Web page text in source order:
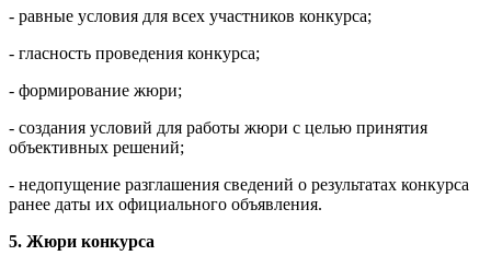
- равные условия для всех участников конкурса;
- гласность проведения конкурса;
- формирование жюри;
- создания условий для работы жюри с целью принятия
объективных решений;
- недопущение разглашения сведений о результатах конкурса
ранее даты их официального объявления.
5. Жюри конкурса